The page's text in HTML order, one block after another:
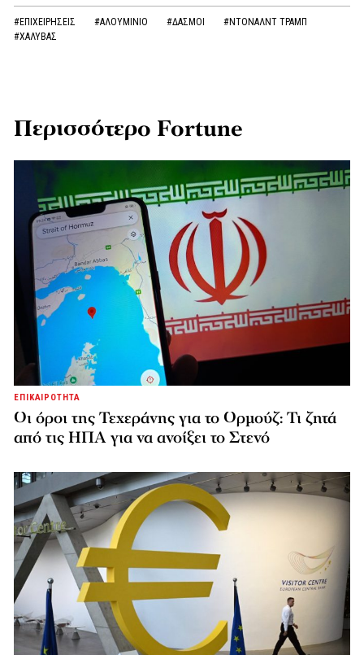
#ΕΠΙΧΕΙΡΗΣΕΙΣ #ΑΛΟΥΜΙΝΙΟ #ΔΑΣΜΟΙ
#ΝΤΟΝΑΛΝΤ ΤΡΑΜΠ
#ΧΑΛΥΒΑΣ
Περισσότερο Fortune
ΕΠΙΚΑΙΡΟΤΗΤΑ
Οι όροι της Τεχεράνης για το Ορμούζ: Τι ζητά
από τις ΗΠΑ για να ανοίξει το Στενό